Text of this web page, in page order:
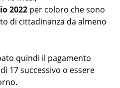
2022per coloro che sono
di cittadinanza da almeno
quindi il pagamento
17 successivo o essere